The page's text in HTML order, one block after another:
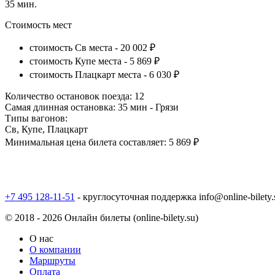
35 мин.
Стоимость мест
стоимость Св места - 20 002 ₽
стоимость Купе места - 5 869 ₽
стоимость Плацкарт места - 6 030 ₽
Количество остановок поезда: 12
Самая длинная остановка: 35 мин - Грязи
Типы вагонов:
Св, Купе, Плацкарт
Минимальная цена билета составляет: 5 869 ₽
+7 495 128-11-51 - круглосуточная поддержка info@online-
© 2018 - 2026 Онлайн билеты (online-bilety.su)
О нас
О компании
Маршруты
Оплата